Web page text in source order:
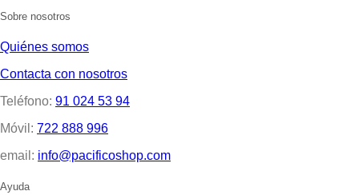
Sobre nosotros
Quiénes somos
Contacta con nosotros
Teléfono: 91 024 53 94
Móvil: 722 888 996
email: info@pacificoshop.com
Ayuda